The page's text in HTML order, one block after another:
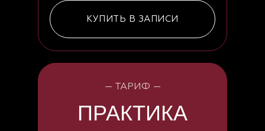
— ТАРИФ —
ПРАКТИКА
КУПИТЬ В ЗАПИСИ